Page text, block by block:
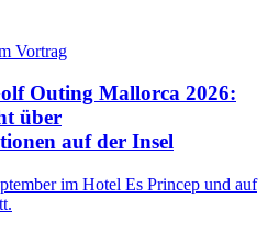
Outing Mallorca 2026:
über
auf der Insel
im Hotel Es Princep und auf